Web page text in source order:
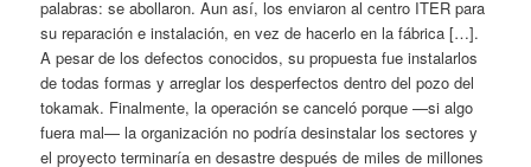
palabras: se abollaron. Aun así, los enviaron al centro ITER para
su reparación e instalación, en vez de hacerlo en la fábrica […].
A pesar de los defectos conocidos, su propuesta fue instalarlos
de todas formas y arreglar los desperfectos dentro del pozo del
tokamak. Finalmente, la operación se canceló porque —si algo
fuera mal— la organización no podría desinstalar los sectores y
el proyecto terminaría en desastre después de miles de millones